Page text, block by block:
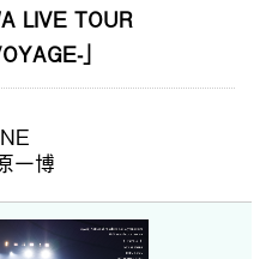
LIVE TOUR
」
一博